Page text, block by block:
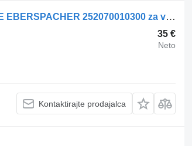
Žarilna svečka Gloeispiraal EB Airtronic D2/D4 24V OE EBERSPACHER 252070010300 za vlačilec
35 €
Neto
Kontaktirajte prodajalca